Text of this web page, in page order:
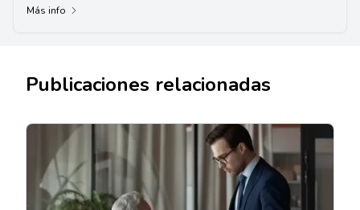
Más info
Publicaciones relacionadas